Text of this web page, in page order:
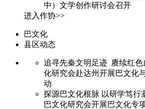
中）文学创作研讨会召开
进入作协>>
巴文化
县区动态
追寻先秦文明足迹 赓续红
化研究会赴达州开展巴文化
动
探源巴文化根脉 以研学笃
巴文化研究会开展巴文化专